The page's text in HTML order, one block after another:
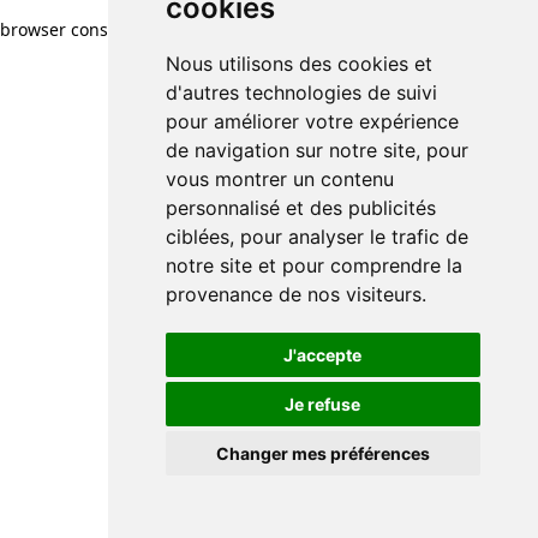
cookies
Nous utilisons des cookies et
d'autres technologies de suivi
pour améliorer votre expérience
de navigation sur notre site, pour
vous montrer un contenu
personnalisé et des publicités
ciblées, pour analyser le trafic de
notre site et pour comprendre la
provenance de nos visiteurs.
J'accepte
Je refuse
Changer mes préférences
browser console for more information)